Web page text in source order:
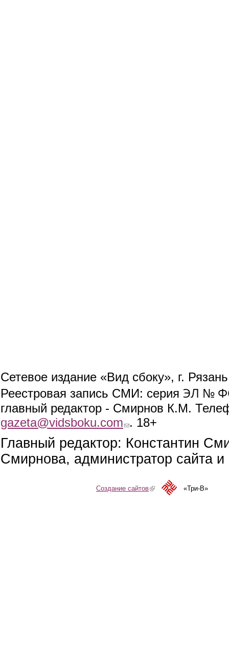
Сетевое издание «Вид сбоку», г.
Реестровая запись СМИ: серия ЭЛ №
главный редактор - Смирнов К.М.
gazeta@vidsboku.com (link sends e-mail)
. 18+
Главный редактор: Константин
Смирнова, администратор сайта
Создание сайтов(link is external)«Три-В»